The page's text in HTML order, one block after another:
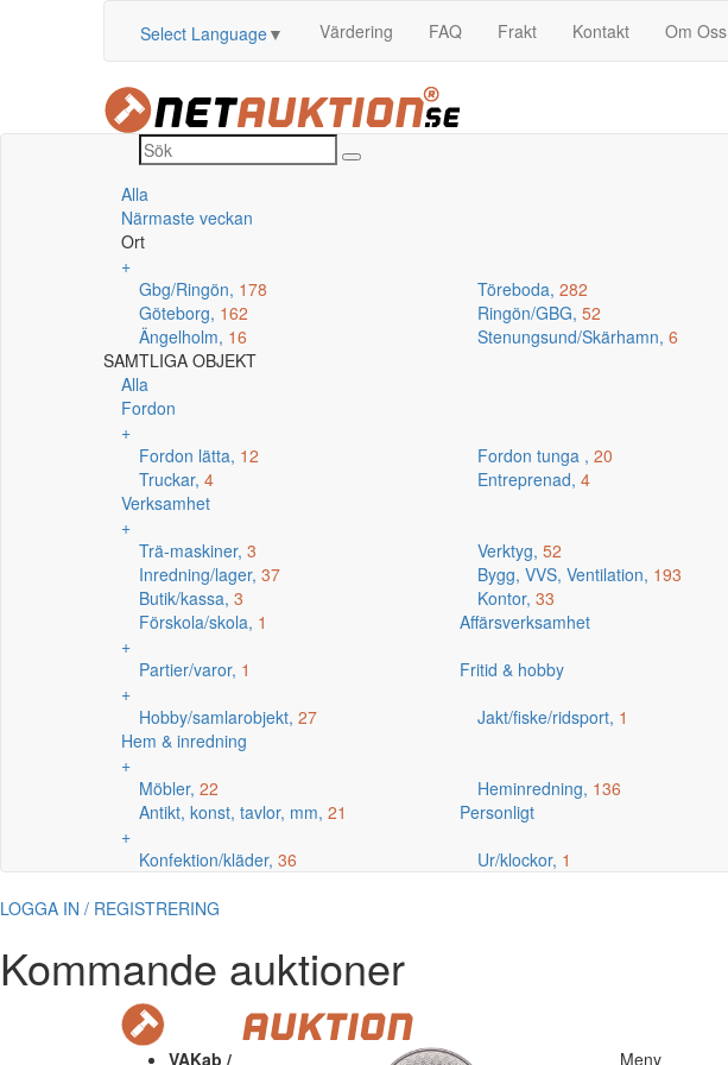
Select Language▼ Värdering FAQ Frakt Kontakt Om Oss
Alla
Närmaste veckan
Ort
+
Gbg/Ringön, 178 Töreboda, 282
Göteborg, 162 Ringön/GBG, 52
Ängelholm, 16 Stenungsund/Skärhamn, 6
SAMTLIGA OBJEKT
Alla
Fordon
+
Fordon lätta, 12 Fordon tunga , 20
Truckar, 4 Entreprenad, 4
Verksamhet
+
Trä-maskiner, 3 Verktyg, 52
Inredning/lager, 37 Bygg, VVS, Ventilation, 193
Butik/kassa, 3 Kontor, 33
Förskola/skola, 1
Affärsverksamhet
+
Partier/varor, 1
Fritid & hobby
+
Hobby/samlarobjekt, 27 Jakt/fiske/ridsport, 1
Hem & inredning
+
Möbler, 22 Heminredning, 136
Antikt, konst, tavlor, mm, 21
Personligt
+
Konfektion/kläder, 36 Ur/klockor, 1
LOGGA IN / REGISTRERING
Kommande auktioner
VAKab / Meny